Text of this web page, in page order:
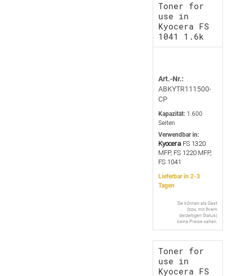
Toner for
use in
Kyocera FS
1041 1.6k
Art.-Nr.:
ABKYTR111500-
CP
Kapazität: 1.600
Seiten
Verwendbar in:
Kyocera FS 1320
MFP, FS 1220 MFP,
FS 1041
Lieferbar in 2-3
Tagen
Sie können als Gast
(bzw. mit Ihrem
derzeitigen Status)
keine Preise sehen.
Toner for
use in
Kyocera FS